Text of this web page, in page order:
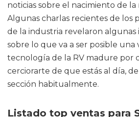
noticias sobre el nacimiento de
Algunas charlas recientes de los
de la industria revelaron algunas
sobre lo que va a ser posible una
tecnología de la RV madure por
cerciorarte de que estás al día,
sección habitualmente.
Listado top ventas para